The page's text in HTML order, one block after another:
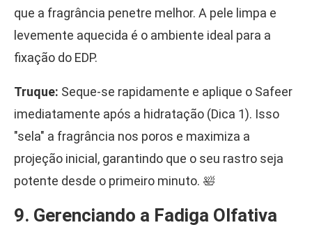
que a fragrância penetre melhor. A pele limpa e
levemente aquecida é o ambiente ideal para a
fixação do EDP.
Truque: Seque-se rapidamente e aplique o Safeer
imediatamente após a hidratação (Dica 1). Isso
"sela" a fragrância nos poros e maximiza a
projeção inicial, garantindo que o seu rastro seja
potente desde o primeiro minuto. 🛀
9. Gerenciando a Fadiga Olfativa